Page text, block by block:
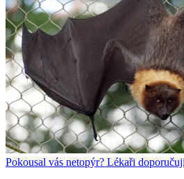
Pokousal vás netopýr? Lékaři